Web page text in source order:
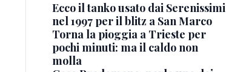
Ecco il tanko usato dai Serenissimi
nel 1997 per il blitz a San Marco
Torna la pioggia a Trieste per
pochi minuti: ma il caldo non
molla